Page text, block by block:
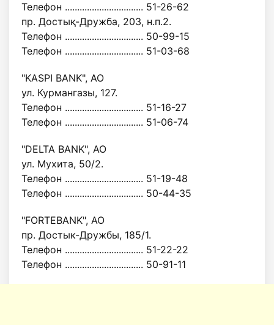
Телефон ................................ 51-26-62
пр. Достық-Дружба, 203, н.п.2.
Телефон ................................ 50-99-15
Телефон ................................ 51-03-68
"KASPI BANK", АО
ул. Курмангазы, 127.
Телефон ................................ 51-16-27
Телефон ................................ 51-06-74
"DELTA ВANK", АО
ул. Мухита, 50/2.
Телефон ................................ 51-19-48
Телефон ................................ 50-44-35
"FORTEBANK", АО
пр. Достык-Дружбы, 185/1.
Телефон ................................ 51-22-22
Телефон ................................ 50-91-11